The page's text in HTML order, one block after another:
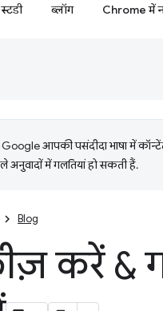
ब्लॉग Chrome में
Google आपकी पसंदीदा भाषा में
अनुवादों में गलतियां हो सकती हैं.
Blog
करें &